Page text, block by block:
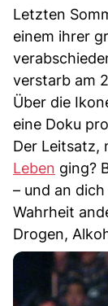
Letzten
einem ihrer
verstarb am
Über die
eine Doku
Der Leitsatz,
Leben ging?
– und an
Wahrheit
Drogen,